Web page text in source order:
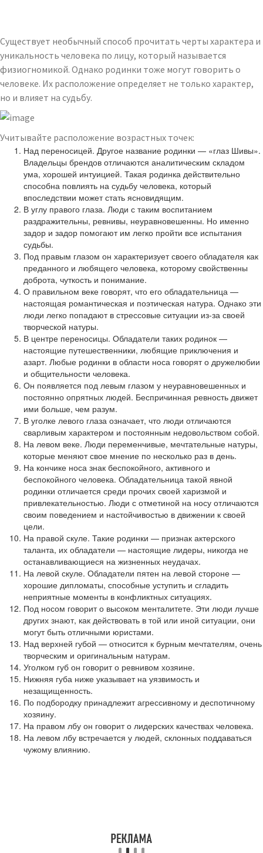
Существует необычный способ прочитать черты характера и
уникальность человека по лицу, который называется
физиогномикой. Однако родинки тоже могут говорить о
человеке. Их расположение определяет не только характер,
но и влияет на судьбу.
Учитывайте расположение возрастных точек:
Над переносицей. Другое название родинки — «глаз Шивы».
Владельцы брендов отличаются аналитическим складом
ума, хорошей интуицией. Такая родинка действительно
способна повлиять на судьбу человека, который
впоследствии может стать ясновидящим.
В углу правого глаза. Люди с таким воспитанием
раздражительны, ревнивы, неуравновешенны. Но именно
задор и задор помогают им легко пройти все испытания
судьбы.
Под правым глазом он характеризует своего обладателя как
преданного и любящего человека, которому свойственны
доброта, чуткость и понимание.
О правильном веке говорят, что его обладательница —
настоящая романтическая и поэтическая натура. Однако эти
люди легко попадают в стрессовые ситуации из-за своей
творческой натуры.
В центре переносицы. Обладатели таких родинок —
настоящие путешественники, любящие приключения и
азарт. Любые родинки в области носа говорят о дружелюбии
и общительности человека.
Он появляется под левым глазом у неуравновешенных и
постоянно опрятных людей. Беспричинная ревность движет
ими больше, чем разум.
В уголке левого глаза означает, что люди отличаются
сварливым характером и постоянным недовольством собой.
На левом веке. Люди переменчивые, мечтательные натуры,
которые меняют свое мнение по несколько раз в день.
На кончике носа знак беспокойного, активного и
беспокойного человека. Обладательница такой явной
родинки отличается среди прочих своей харизмой и
привлекательностью. Люди с отметиной на носу отличаются
своим поведением и настойчивостью в движении к своей
цели.
На правой скуле. Такие родинки — признак актерского
таланта, их обладатели — настоящие лидеры, никогда не
останавливающиеся на жизненных неудачах.
На левой скуле. Обладатели пятен на левой стороне —
хорошие дипломаты, способные уступить и сгладить
неприятные моменты в конфликтных ситуациях.
Под носом говорит о высоком менталитете. Эти люди лучше
других знают, как действовать в той или иной ситуации, они
могут быть отличными юристами.
Над верхней губой — относится к бурным мечтателям, очень
творческим и оригинальным натурам.
Уголком губ он говорит о ревнивом хозяине.
Нижняя губа ниже указывает на уязвимость и
незащищенность.
По подбородку принадлежит агрессивному и деспотичному
хозяину.
На правом лбу он говорит о лидерских качествах человека.
На левом лбу встречается у людей, склонных поддаваться
чужому влиянию.